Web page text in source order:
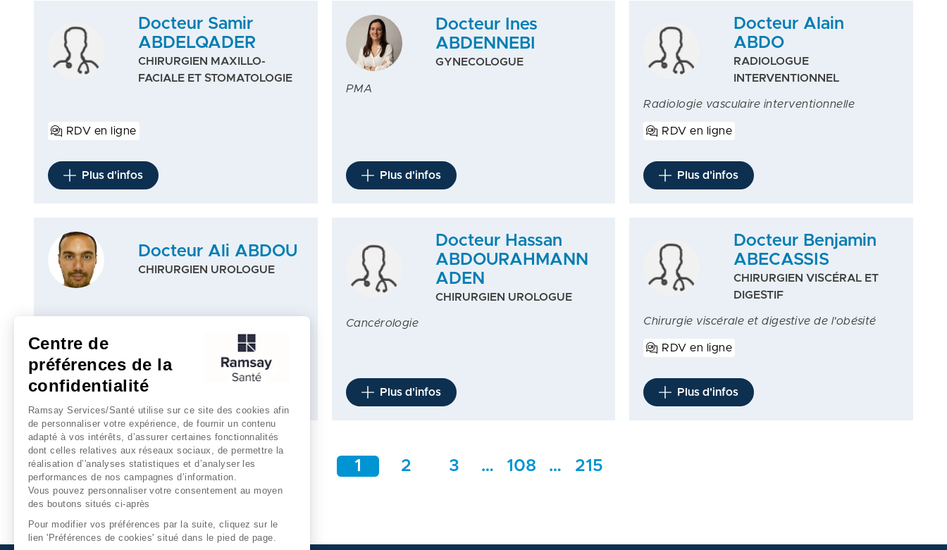
Docteur Samir
ABDELQADER
CHIRURGIEN MAXILLO-
FACIALE ET STOMATOLOGIE
RDV en ligne
Plus d'infos
Docteur Ines
ABDENNEBI
GYNECOLOGUE
PMA
Plus d'infos
Docteur Alain
ABDO
RADIOLOGUE
INTERVENTIONNEL
Radiologie vasculaire interventionnelle
RDV en ligne
Plus d'infos
Docteur Ali ABDOU
CHIRURGIEN UROLOGUE
RDV en ligne
Plus d'infos
Docteur Hassan
ABDOURAHMANN
ADEN
CHIRURGIEN UROLOGUE
Cancérologie
Plus d'infos
Docteur Benjamin
ABECASSIS
CHIRURGIEN VISCÉRAL ET
DIGESTIF
Chirurgie viscérale et digestive de l'obésité
RDV en ligne
Plus d'infos
1 2 3 … 108 … 215
Centre de
préférences de la
confidentialité
Ramsay Services/Santé utilise sur ce site des cookies afin
de personnaliser votre expérience, de fournir un contenu
adapté à vos intérêts, d’assurer certaines fonctionnalités
dont celles relatives aux réseaux sociaux, de permettre la
réalisation d’'analyses statistiques et d’analyser les
performances de nos campagnes d’information.
Vous pouvez personnaliser votre consentement au moyen
des boutons situés ci-après
Pour modifier vos préférences par la suite, cliquez sur le
lien 'Préférences de cookies' situé dans le pied de page.